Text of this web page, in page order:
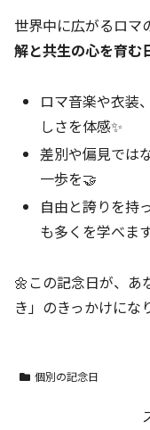
世界中に広がるロマ
解と共生の心を育む
ロマ音楽や衣装
しさを体感✨
差別や偏見では
一歩を🤝
自由と誇りを持
も多くを学べま
🌼この記念日が、あ
き」のきっかけにな
個別の記念日